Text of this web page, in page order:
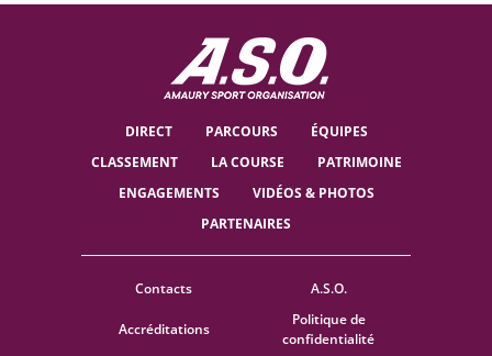
DIRECT PARCOURS
ÉQUIPES
CLASSEMENT
LA COURSE
PATRIMOINE
ENGAGEMENTS
VIDÉOS & PHOTOS
PARTENAIRES
Contacts A.S.O.
Accréditations
Politique de
confidentialité